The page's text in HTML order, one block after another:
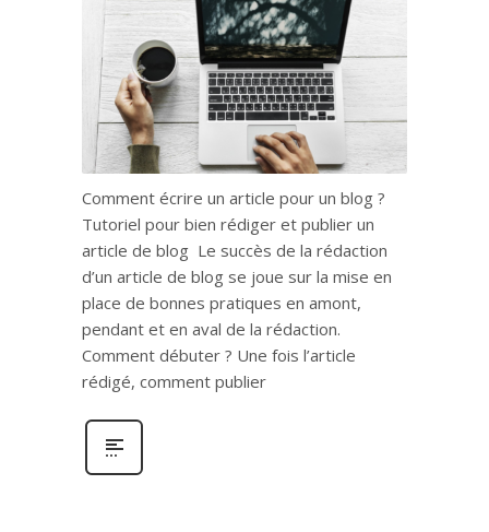
Comment écrire un article pour un blog ?
Tutoriel pour bien rédiger et publier un
article de blog Le succès de la rédaction
d’un article de blog se joue sur la mise en
place de bonnes pratiques en amont,
pendant et en aval de la rédaction.
Comment débuter ? Une fois l’article
rédigé, comment publier